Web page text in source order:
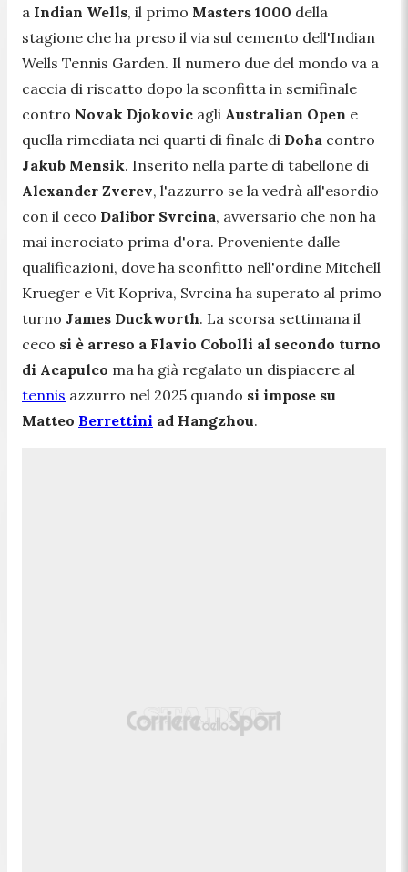
a Indian Wells, il primo Masters 1000 della
stagione che ha preso il via sul cemento dell'Indian
Wells Tennis Garden. Il numero due del mondo va a
caccia di riscatto dopo la sconfitta in semifinale
contro Novak Djokovic agli Australian Open e
quella rimediata nei quarti di finale di Doha contro
Jakub Mensik. Inserito nella parte di tabellone di
Alexander Zverev, l'azzurro se la vedrà all'esordio
con il ceco Dalibor Svrcina, avversario che non ha
mai incrociato prima d'ora. Proveniente dalle
qualificazioni, dove ha sconfitto nell'ordine Mitchell
Krueger e Vit Kopriva, Svrcina ha superato al primo
turno James Duckworth. La scorsa settimana il
ceco si è arreso a Flavio Cobolli al secondo turno
di Acapulco ma ha già regalato un dispiacere al
tennis azzurro nel 2025 quando si impose su
Matteo Berrettini ad Hangzhou.